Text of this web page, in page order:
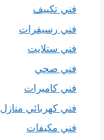
فني تكييف
فني رسيفرات
فني ستلايت
فني صحي
فني كاميرات
فني كهربائي منازل
فني مكيفات